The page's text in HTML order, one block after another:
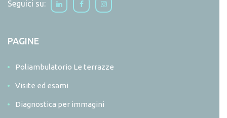
Seguici su:
PAGINE
Poliambulatorio Le terrazze
Visite ed esami
Diagnostica per immagini